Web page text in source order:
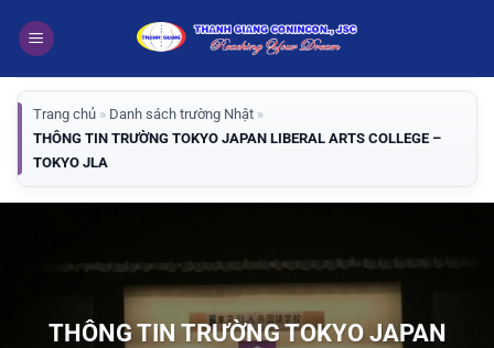
qua
dung
Trang chủ » Danh sách trường Nhật »
THÔNG TIN TRƯỜNG TOKYO JAPAN LIBERAL ARTS COLLEGE –
TOKYO JLA
THÔNG TIN TRƯỜNG TOKYO JAPAN